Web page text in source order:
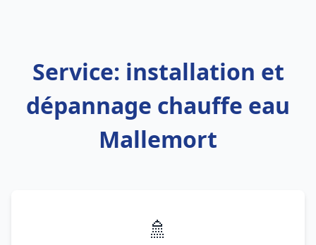
Service: installation et
dépannage chauffe eau
Mallemort
🚿